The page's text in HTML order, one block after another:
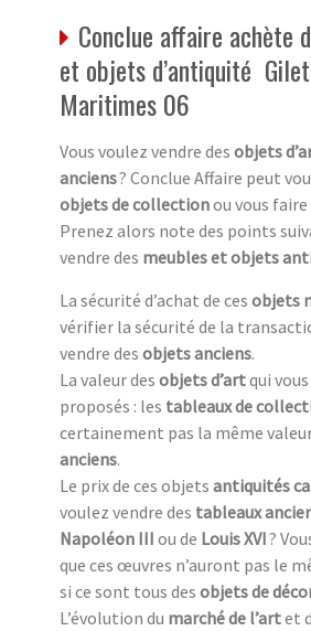
Conclue affaire achète
et objets d’antiquité
Maritimes 06
Vous voulez vendre des objets
anciens? Conclue Affaire peut
objets de collectionou vous
Prenez alors note des points
vendre des meubles et objets
La sécurité d’achat de ces objets
vérifier la sécurité de la
vendre des objets anciens.
La valeur des objets d’artqui
proposés : les tableaux de
certainement pas la même
anciens.
Le prix de ces objets antiquités
voulez vendre des tableaux
Napoléon III ou de Louis XVI?
que ces œuvres n’auront pas le
si ce sont tous des objets de
L’évolution du marché de l’artet